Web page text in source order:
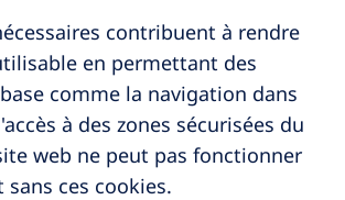
contribuent à rendre
en permettant des
comme la navigation dans
à des zones sécurisées du
web ne peut pas fonctionner
ces cookies.